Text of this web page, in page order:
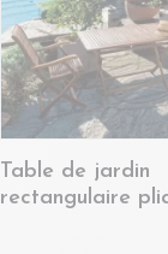
Table de jardin
rectangulaire